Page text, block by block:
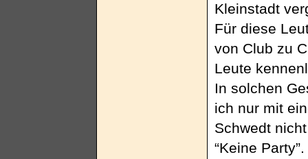
Kleinstadt
Für diese
von Club zu
Leute
In solchen
ich nur mit
Schwedt
“Keine